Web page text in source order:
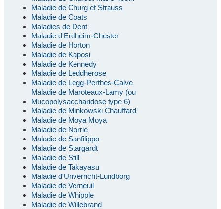
Maladie de Churg et Strauss
Maladie de Coats
Maladies de Dent
Maladie d'Erdheim-Chester
Maladie de Horton
Maladie de Kaposi
Maladie de Kennedy
Maladie de Leddherose
Maladie de Legg-Perthes-Calve
Maladie de Maroteaux-Lamy (ou
Mucopolysaccharidose type 6)
Maladie de Minkowski Chauffard
Maladie de Moya Moya
Maladie de Norrie
Maladie de Sanfilippo
Maladie de Stargardt
Maladie de Still
Maladie de Takayasu
Maladie d'Unverricht-Lundborg
Maladie de Verneuil
Maladie de Whipple
Maladie de Willebrand